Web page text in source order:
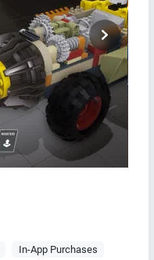
In-App Purchases